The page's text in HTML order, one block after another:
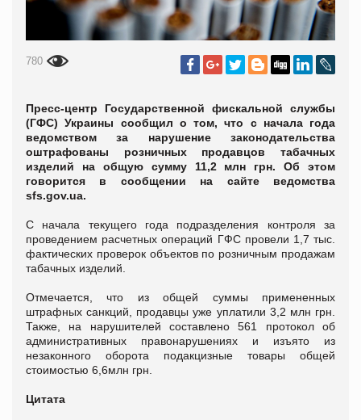
780
Пресс-центр Государственной фискальной службы
(ГФС) Украины сообщил о том, что с начала года
ведомством за нарушение законодательства
оштрафованы розничных продавцов табачных
изделий на общую сумму 11,2 млн грн. Об этом
говорится в сообщении на сайте ведомства
sfs.gov.ua.
С начала текущего года подразделения контроля за
проведением расчетных операций ГФС провели 1,7 тыс.
фактических проверок объектов по розничным продажам
табачных изделий.
Отмечается, что из общей суммы примененных
штрафных санкций, продавцы уже уплатили 3,2 млн грн.
Также, на нарушителей составлено 561 протокол об
административных правонарушениях и изъято из
незаконного оборота подакцизные товары общей
стоимостью 6,6млн грн.
Цитата